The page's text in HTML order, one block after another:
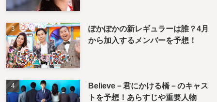
ぽかぽかの新レギュラーは誰？4月
から加入するメンバーを予想！
Believe－君にかける橋－のキャス
トを予想！あらすじや重要人物